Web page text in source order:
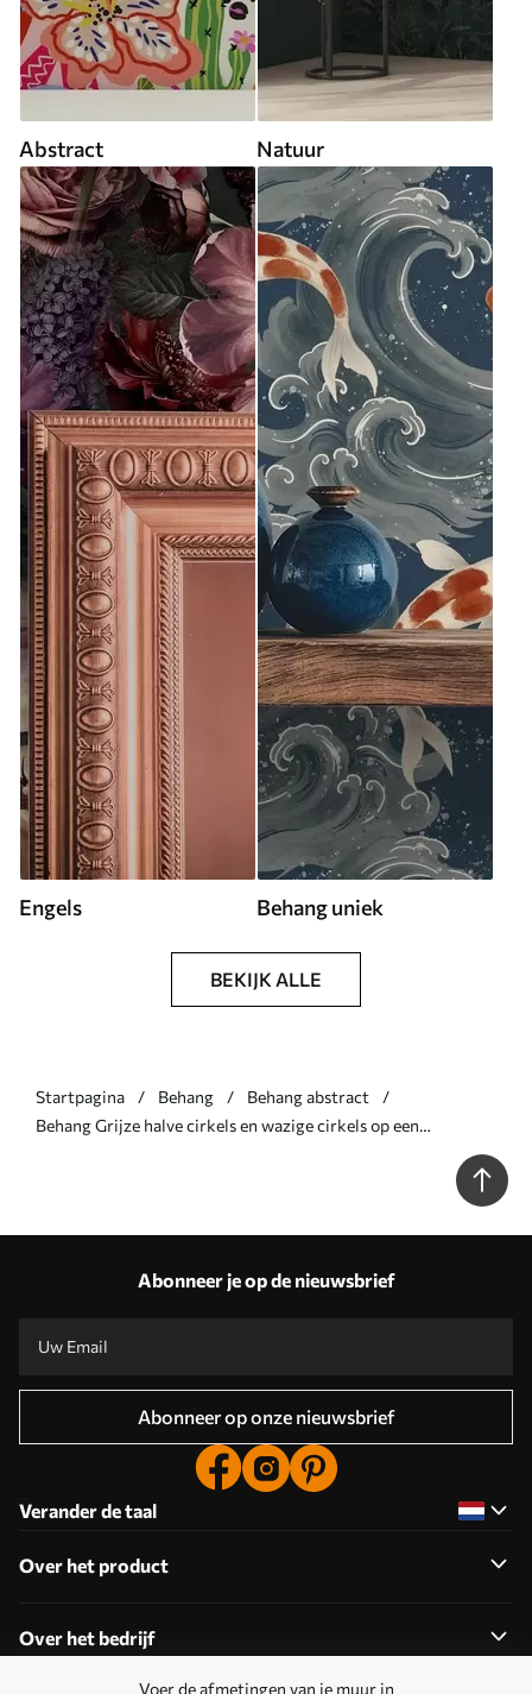
Voer de afmetingen van je muur in
Abstract Natuur
Engels Behang uniek
BEKIJK ALLE
Startpagina Behang
Behang abstract
Behang Grijze halve cirkels en wazige cirkels op een
Abonneer je op de nieuwsbrief
Abonneer op onze nieuwsbrief
Verander de taal
Over het product
Over het bedrijf